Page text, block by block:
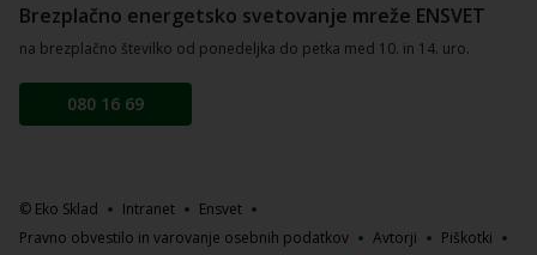
Brezplačno energetsko svetovanje mreže ENSVET
na brezplačno številko od ponedeljka do petka med 10. in 14. uro.
080 16 69
© Eko Sklad Intranet
Ensvet
Pravno obvestilo in varovanje osebnih podatkov
Avtorji Piškotki